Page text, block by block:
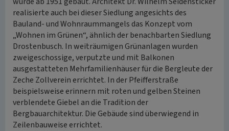
realisierte auch bei dieser Siedlung angesichts des
Bauland- und Wohnraummangels das Konzept vom
„Wohnen im Grünen“, ähnlich der benachbarten Siedlung
Drostenbusch. In weiträumigen Grünanlagen wurden
zweigeschossige, verputzte und mit Balkonen
ausgestatteten Mehrfamilienhäuser für die Bergleute der
Zeche Zollverein errichtet. In der Pfeifferstraße
beispielsweise erinnern mit roten und gelben Steinen
verblendete Giebel an die Tradition der
Bergbauarchitektur. Die Gebäude sind überwiegend in
Zeilenbauweise errichtet.